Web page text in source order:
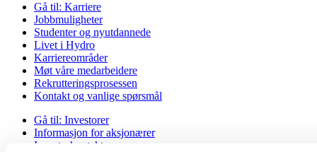
Gå til: Karriere
Jobbmuligheter
Studenter og nyutdannede
Livet i Hydro
Karriereområder
Møt våre medarbeidere
Rekrutteringsprosessen
Kontakt og vanlige spørsmål
Gå til: Investorer
Informasjon for aksjonærer
Investorkontakt